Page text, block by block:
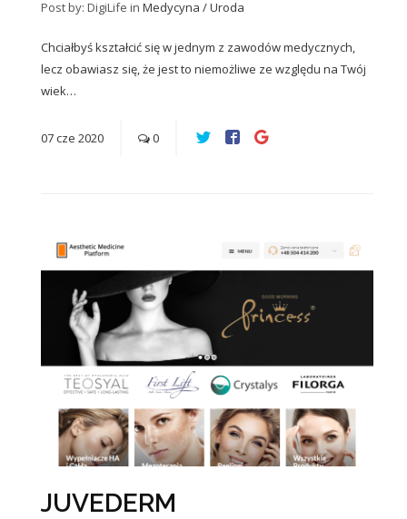
Post by: DigiLife in Medycyna / Uroda
Chciałbyś kształcić się w jednym z zawodów medycznych,
lecz obawiasz się, że jest to niemożliwe ze względu na Twój
wiek…
07cze 2020 0
JUVEDERM